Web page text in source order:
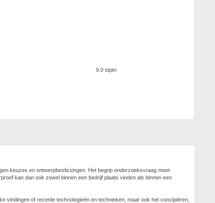
9.0 stptn
keuzes en ontwerpbeslissingen. Het begrip onderzoeksvraag moet
kan dan ook zowel binnen een bedrijf plaats vinden als binnen een
vindingen of recente technologieën en technieken, maar ook het concipiëren,